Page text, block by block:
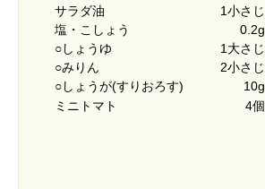
サラダ油
1小さじ
塩・こしょう
0.2g
○しょうゆ
1大さじ
○みりん
2小さじ
○しょうが(すりおろす)
10g
ミニトマト
4個